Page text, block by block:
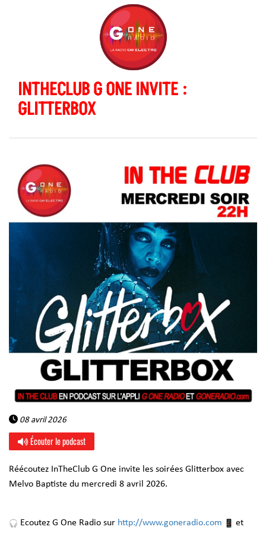
INTHECLUB G ONE INVITE :
GLITTERBOX
08 avril 2026
Écouter le podcast
Réécoutez InTheClub G One invite les soirées Glitterbox avec
Melvo Baptiste du mercredi 8 avril 2026.
Ecoutez G One Radio sur http://www.goneradio.com et